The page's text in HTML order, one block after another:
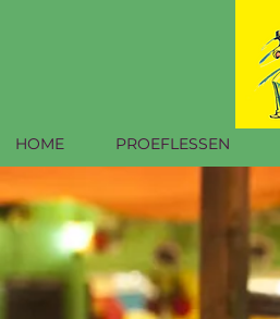
HOME PROEFLESSEN